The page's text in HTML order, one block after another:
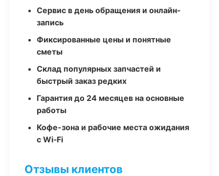
Сервис в день обращения и онлайн-
запись
Фиксированные цены и понятные
сметы
Склад популярных запчастей и
быстрый заказ редких
Гарантия до 24 месяцев на основные
работы
Кофе-зона и рабочие места ожидания
с Wi‑Fi
Отзывы клиентов